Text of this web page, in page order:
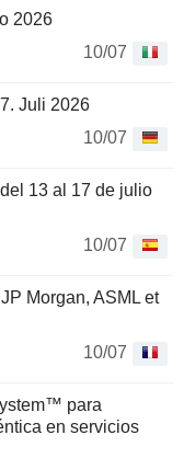
2026
10/07
Juli 2026
10/07
13 al 17 de julio
10/07
Morgan, ASML et
10/07
para
en servicios